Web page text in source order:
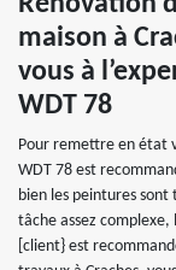
maison à
vous à
WDT 78
Pour remettre en état
WDT 78 est
bien les peintures sont
tâche assez complexe,
[client} est